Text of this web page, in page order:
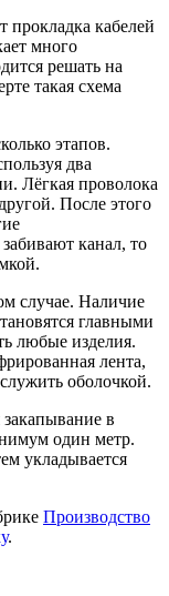
прокладка кабелей
много
решать на
такая схема
этапов.
два
Лёгкая проволока
После этого
канал, то
случае. Наличие
главными
любые изделия.
лента,
оболочкой.
в
один метр.
укладывается
Производство
.